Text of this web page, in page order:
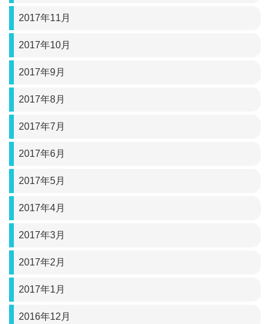
2017年11月
2017年10月
2017年9月
2017年8月
2017年7月
2017年6月
2017年5月
2017年4月
2017年3月
2017年2月
2017年1月
2016年12月